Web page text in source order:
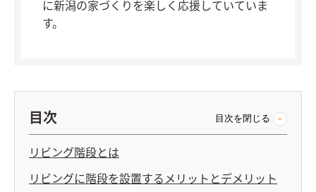
に新潟の家づくりを楽しく応援していていま
す。
目次 目次を閉じる
リビング階段とは
リビングに階段を設置するメリットとデメリット